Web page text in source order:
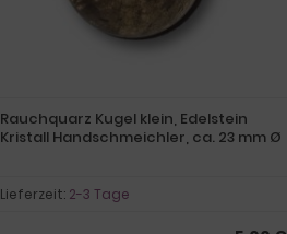
Rauchquarz Kugel klein, Edelstein
Kristall Handschmeichler, ca. 23 mm Ø
Lieferzeit: 2-3 Tage